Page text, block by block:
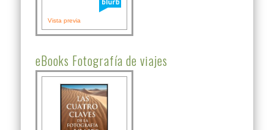
Vista previa
eBooks Fotografía de viajes